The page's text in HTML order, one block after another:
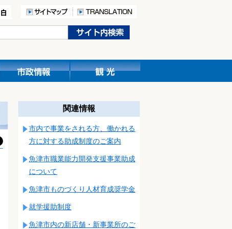
関連情報
市内で事業をされる方、働かれる
方に対する助成制度のご案内
魚津市職業能力開発支援事業助成
について
魚津市ものづくり人材育成奨学金
就学援助制度
魚津市内の新店舗・新事業所のご